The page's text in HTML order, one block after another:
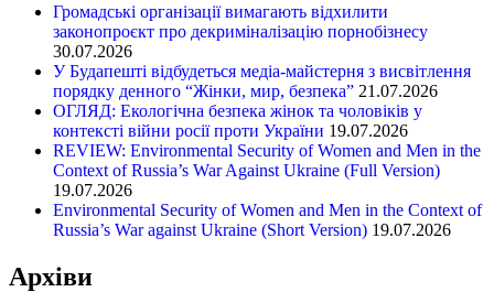
Громадські організації вимагають відхилити
законопроєкт про декриміналізацію порнобізнесу
30.07.2026
У Будапешті відбудеться медіа-майстерня з висвітлення
порядку денного “Жінки, мир, безпека” 21.07.2026
ОГЛЯД: Екологічна безпека жінок та чоловіків у
контексті війни росії проти України 19.07.2026
REVIEW: Environmental Security of Women and Men in the
Context of Russia’s War Against Ukraine (Full Version)
19.07.2026
Environmental Security of Women and Men in the Context of
Russia’s War against Ukraine (Short Version) 19.07.2026
Архіви